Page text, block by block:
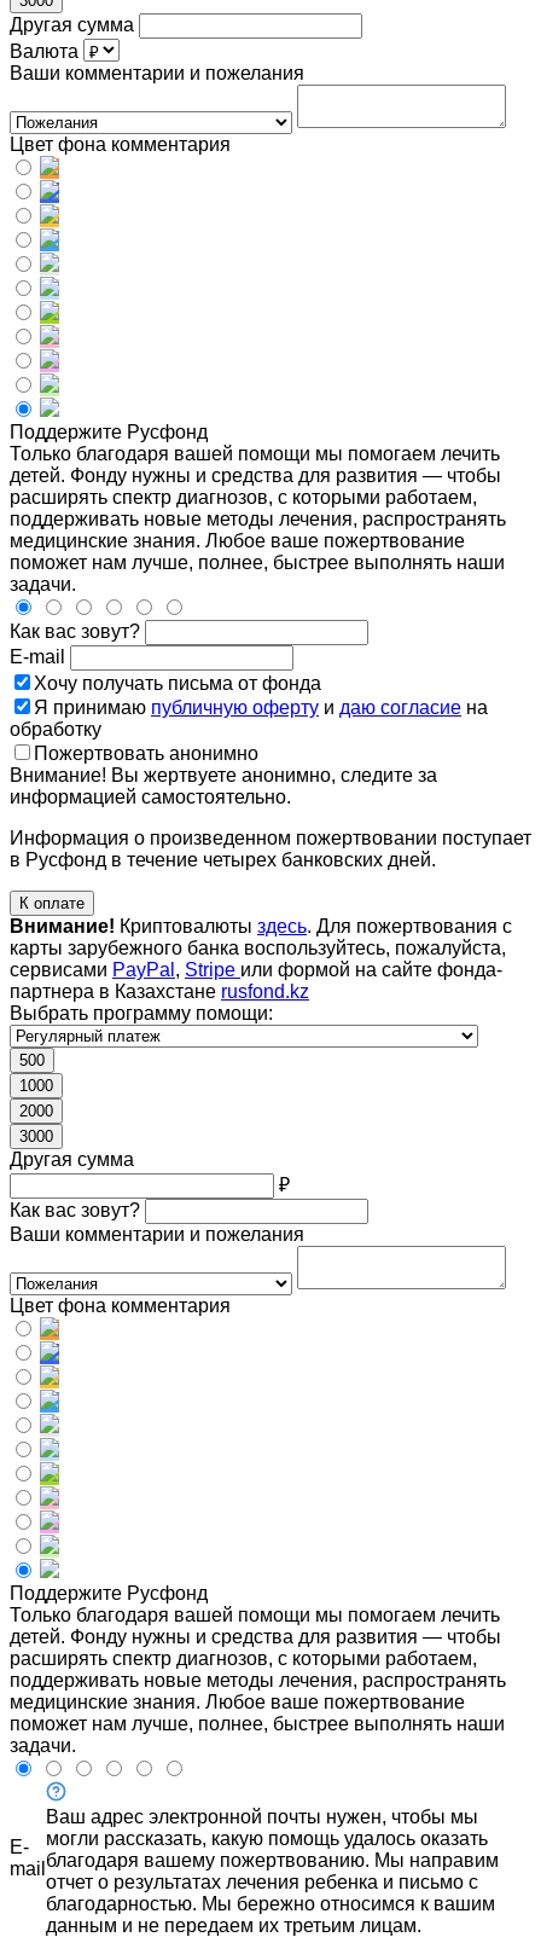
Другая сумма
Валюта
Ваши комментарии и пожелания
Цвет фона комментария
Поддержите Русфонд
Только благодаря вашей помощи мы помогаем лечить
детей. Фонду нужны и средства для развития — чтобы
расширять спектр диагнозов, с которыми работаем,
поддерживать новые методы лечения, распространять
медицинские знания. Любое ваше пожертвование
поможет нам лучше, полнее, быстрее выполнять наши
задачи.
Как вас зовут?
E-mail
Хочу получать письма от фонда
Я принимаю публичную оферту и даю согласие на
обработку
Пожертвовать анонимно
Внимание! Вы жертвуете анонимно, следите за
информацией самостоятельно.
Информация о произведенном пожертвовании поступает
в Русфонд в течение четырех банковских дней.
К оплате
Внимание! Криптовалюты здесь. Для пожертвования с
карты зарубежного банка воспользуйтесь, пожалуйста,
сервисами PayPal , Stripe или формой на сайте фонда-
партнера в Казахстане rusfond.kz
Выбрать программу помощи:
500
1000
2000
3000
Другая сумма
₽
Как вас зовут?
Ваши комментарии и пожелания
Цвет фона комментария
Поддержите Русфонд
Только благодаря вашей помощи мы помогаем лечить
детей. Фонду нужны и средства для развития — чтобы
расширять спектр диагнозов, с которыми работаем,
поддерживать новые методы лечения, распространять
медицинские знания. Любое ваше пожертвование
поможет нам лучше, полнее, быстрее выполнять наши
задачи.
E-
mail
Ваш адрес электронной почты нужен, чтобы мы
могли рассказать, какую помощь удалось оказать
благодаря вашему пожертвованию. Мы направим
отчет о результатах лечения ребенка и письмо с
благодарностью. Мы бережно относимся к вашим
данным и не передаем их третьим лицам.